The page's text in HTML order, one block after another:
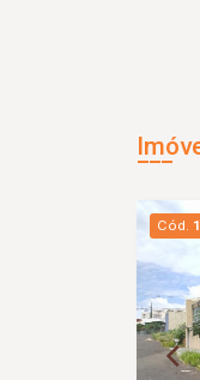
Cód.